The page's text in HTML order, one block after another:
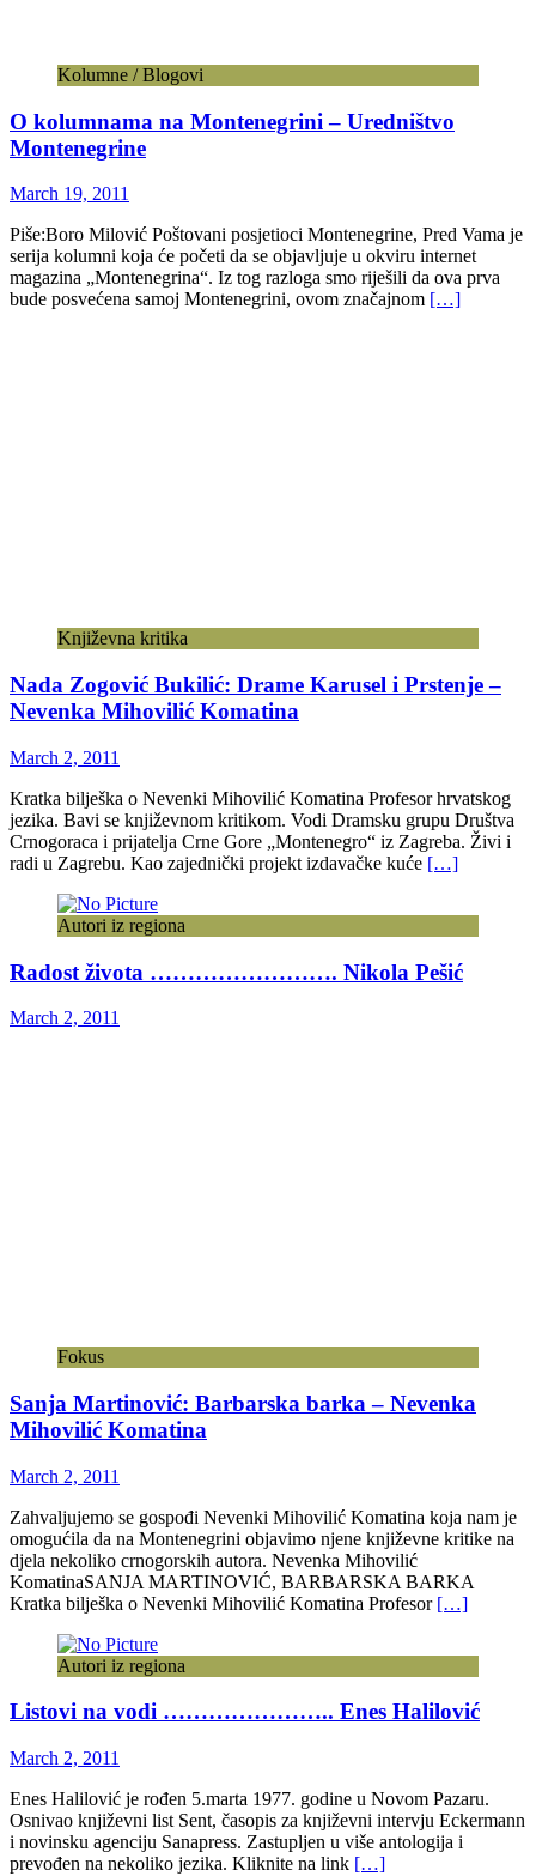
Kolumne / Blogovi
O kolumnama na Montenegrini – Uredništvo
Montenegrine
March 19, 2011
Piše:Boro Milović Poštovani posjetioci Montenegrine, Pred Vama je
serija kolumni koja će početi da se objavljuje u okviru internet
magazina „Montenegrina“. Iz tog razloga smo riješili da ova prva
bude posvećena samoj Montenegrini, ovom značajnom […]
Književna kritika
Nada Zogović Bukilić: Drame Karusel i Prstenje –
Nevenka Mihovilić Komatina
March 2, 2011
Kratka bilješka o Nevenki Mihovilić Komatina Profesor hrvatskog
jezika. Bavi se književnom kritikom. Vodi Dramsku grupu Društva
Crnogoraca i prijatelja Crne Gore „Montenegro“ iz Zagreba. Živi i
radi u Zagrebu. Kao zajednički projekt izdavačke kuće […]
Autori iz regiona
Radost života ……………………. Nikola Pešić
March 2, 2011
Fokus
Sanja Martinović: Barbarska barka – Nevenka
Mihovilić Komatina
March 2, 2011
Zahvaljujemo se gospođi Nevenki Mihovilić Komatina koja nam je
omogućila da na Montenegrini objavimo njene književne kritike na
djela nekoliko crnogorskih autora. Nevenka Mihovilić
KomatinaSANJA MARTINOVIĆ, BARBARSKA BARKA
Kratka bilješka o Nevenki Mihovilić Komatina Profesor […]
Autori iz regiona
Listovi na vodi ………………….. Enes Halilović
March 2, 2011
Enes Halilović je rođen 5.marta 1977. godine u Novom Pazaru.
Osnivao književni list Sent, časopis za književni intervju Eckermann
i novinsku agenciju Sanapress. Zastupljen u više antologija i
prevođen na nekoliko jezika. Kliknite na link […]